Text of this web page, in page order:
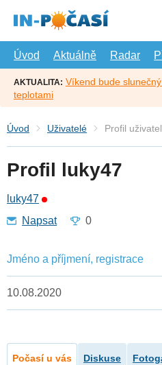
hlavní
Úvod
Aktuálně Radar
AKTUALITA: Víkend bude
teplotami
Úvod Uživatelé Profil
Profil luky47
luky47
Napsat
0
Jméno a příjmení, registrace
10.08.2020
Počasí u vás Diskuse